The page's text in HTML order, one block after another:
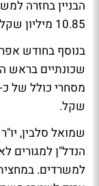
10.85 מיליון שקל בשנה.
שכונתיים בראש
שקל.
שמואל סלבין,
הנדל"ן
למשרדים.